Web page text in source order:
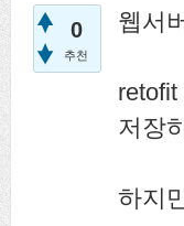
0
추천
웹서
저장
하지